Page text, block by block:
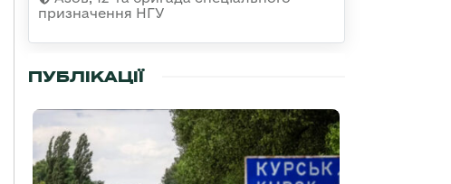
призначення НГУ
ПУБЛІКАЦІЇ